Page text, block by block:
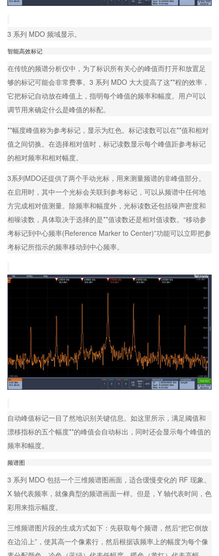
3 系列 MDO 频域显示。
智能高效标记
在传统的频谱分析仪中，为了标识所有关心的峰值而打开和放置足
够的标记可能会非常费事。3 系列 MDO 大大提高了这**程的效率，
它把标记自动放在峰值上，指明每个峰值的频率和幅度。用户可以
调节用来确定什么是峰值的标配。
**幅度峰值称为参考标记，显示为红色。标记读数可以在**值和相对
值之间切换。在选择相对值时，标记读数显示每个峰值距参考标记
的相对频率和相对幅度。
3系列MDO还提供了两个手动光标，用来测量频谱的非峰值部分。
在启用时，其中一个光标会关联到参考标记，可以从频谱中任何地
方完成相对值测量。除频率和幅度外，光标读数还包括噪声密度和
相噪读数，具体取决于选择的是**值读数还是相对值读数。“移动参
考标记到中心频率(Reference Marker to Center)”功能可以立即把参
考标记所指示的频率移动到中心频率。
自动峰值标记一目了然地识别关键信息。如这里所示，满足阈值和
漂移指标的五个幅度**的峰值会自动标出，同时还会显示每个峰值的
频率和幅度。
频谱图
3 系列 MDO 包括一个三维频谱图画面，适合缓慢变化的 RF 现象。
X 轴代表频率，就像典型的频谱画面一样。但是，Y 轴代表时间，色
彩用来指示幅度。
三维频谱图片段的生成方式如下：先获取每个频谱，然后“把它倒放
在边沿上”，使其高一个像素行，然后根据该频率上的幅度为每个像